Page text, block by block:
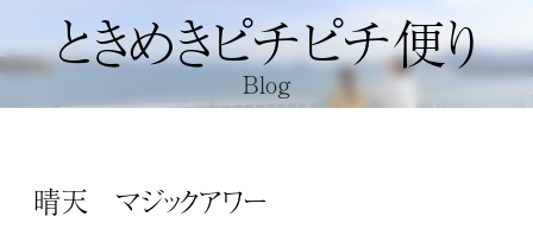
ときめきピチピチ便り
Blog
晴天 マジックアワー